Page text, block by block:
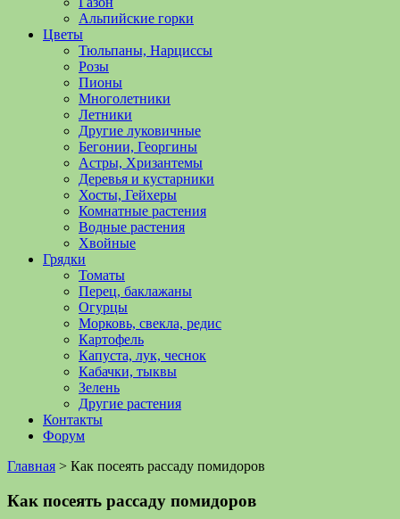
Альпийские горки
Цветы
Тюльпаны, Нарциссы
Розы
Пионы
Многолетники
Летники
Другие луковичные
Бегонии, Георгины
Астры, Хризантемы
Деревья и кустарники
Хосты, Гейхеры
Комнатные растения
Водные растения
Хвойные
Грядки
Томаты
Перец, баклажаны
Огурцы
Морковь, свекла, редис
Картофель
Капуста, лук, чеснок
Кабачки, тыквы
Зелень
Другие растения
Контакты
Форум
Главная > Как посеять рассаду помидоров
Как посеять рассаду помидоров